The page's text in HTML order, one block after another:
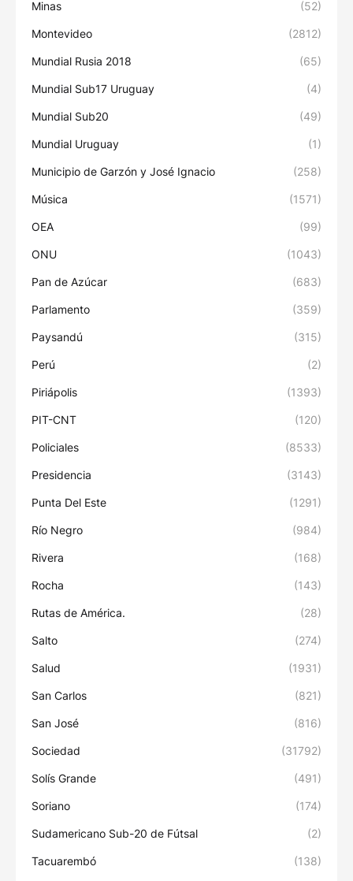
Minas (52)
Montevideo (2812)
Mundial Rusia 2018 (65)
Mundial Sub17 Uruguay (4)
Mundial Sub20 (49)
Mundial Uruguay (1)
Municipio de Garzón y José Ignacio (258)
Música (1571)
OEA (99)
ONU (1043)
Pan de Azúcar (683)
Parlamento (359)
Paysandú (315)
Perú (2)
Piriápolis (1393)
PIT-CNT (120)
Policiales (8533)
Presidencia (3143)
Punta Del Este (1291)
Río Negro (984)
Rivera (168)
Rocha (143)
Rutas de América. (28)
Salto (274)
Salud (1931)
San Carlos (821)
San José (816)
Sociedad (31792)
Solís Grande (491)
Soriano (174)
Sudamericano Sub-20 de Fútsal (2)
Tacuarembó (138)